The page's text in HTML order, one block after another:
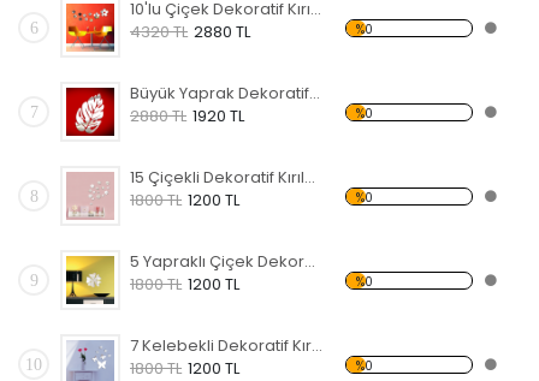
6
10'lu Çiçek Dekoratif Kırılmaz Ayna
4320 TL 2880 TL %0
7
Büyük Yaprak Dekoratif Kırılmaz Ayna
2880 TL 1920 TL %0
8
15 Çiçekli Dekoratif Kırılmaz Ayna
1800 TL 1200 TL %0
9
5 Yapraklı Çiçek Dekoratif Kırılmaz Ayna
1800 TL 1200 TL %0
10
7 Kelebekli Dekoratif Kırılmaz Ayna
1800 TL 1200 TL %0